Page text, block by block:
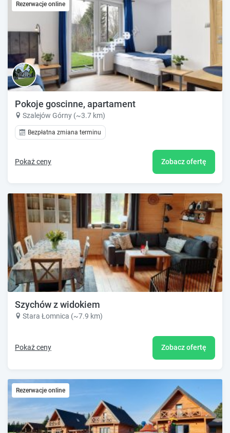
Rezerwacje online
Pokoje goscinne, apartament
Szalejów Górny (~3.7 km)
Bezpłatna zmiana terminu
Pokaż ceny Zobacz ofertę
Szychów z widokiem
Stara Łomnica (~7.9 km)
Pokaż ceny Zobacz ofertę
Rezerwacje online